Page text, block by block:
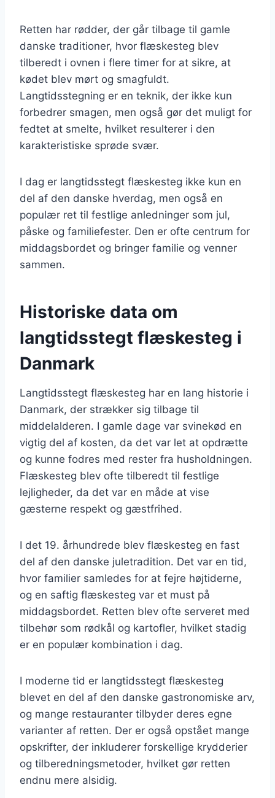
Retten har rødder, der går tilbage til gamle
danske traditioner, hvor flæskesteg blev
tilberedt i ovnen i flere timer for at sikre, at
kødet blev mørt og smagfuldt.
Langtidsstegning er en teknik, der ikke kun
forbedrer smagen, men også gør det muligt for
fedtet at smelte, hvilket resulterer i den
karakteristiske sprøde svær.
I dag er langtidsstegt flæskesteg ikke kun en
del af den danske hverdag, men også en
populær ret til festlige anledninger som jul,
påske og familiefester. Den er ofte centrum for
middagsbordet og bringer familie og venner
sammen.
Historiske data om
langtidsstegt flæskesteg i
Danmark
Langtidsstegt flæskesteg har en lang historie i
Danmark, der strækker sig tilbage til
middelalderen. I gamle dage var svinekød en
vigtig del af kosten, da det var let at opdrætte
og kunne fodres med rester fra husholdningen.
Flæskesteg blev ofte tilberedt til festlige
lejligheder, da det var en måde at vise
gæsterne respekt og gæstfrihed.
I det 19. århundrede blev flæskesteg en fast
del af den danske juletradition. Det var en tid,
hvor familier samledes for at fejre højtiderne,
og en saftig flæskesteg var et must på
middagsbordet. Retten blev ofte serveret med
tilbehør som rødkål og kartofler, hvilket stadig
er en populær kombination i dag.
I moderne tid er langtidsstegt flæskesteg
blevet en del af den danske gastronomiske arv,
og mange restauranter tilbyder deres egne
varianter af retten. Der er også opstået mange
opskrifter, der inkluderer forskellige krydderier
og tilberedningsmetoder, hvilket gør retten
endnu mere alsidig.